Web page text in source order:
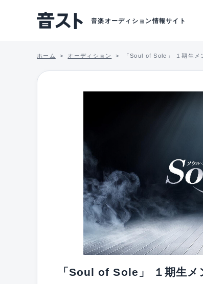
音楽オーディション情報サイト
ホーム オーディション 「Soul of Sole」 １期生メ
「Soul of Sole」 １期生